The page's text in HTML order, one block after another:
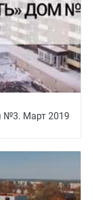
№3. Март 2019